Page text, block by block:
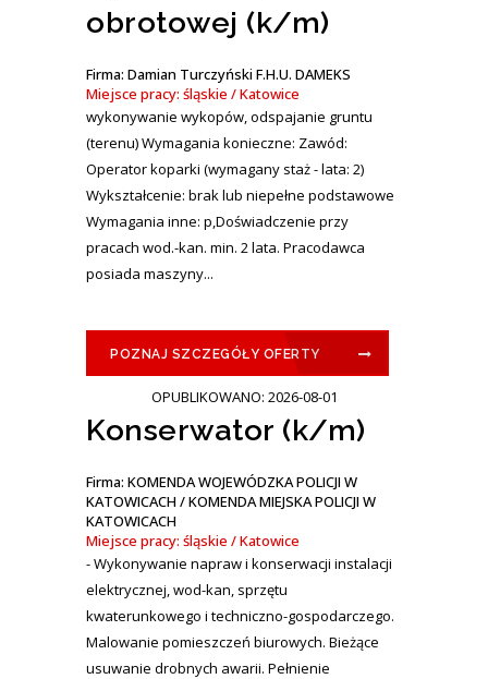
obrotowej (k/m)
Firma: Damian Turczyński F.H.U. DAMEKS
Miejsce pracy: śląskie / Katowice
wykonywanie wykopów, odspajanie gruntu
(terenu) Wymagania konieczne: Zawód:
Operator koparki (wymagany staż - lata: 2)
Wykształcenie: brak lub niepełne podstawowe
Wymagania inne: p,Doświadczenie przy
pracach wod.-kan. min. 2 lata. Pracodawca
posiada maszyny...
POZNAJ SZCZEGÓŁY OFERTY
OPUBLIKOWANO: 2026-08-01
Konserwator (k/m)
Firma: KOMENDA WOJEWÓDZKA POLICJI W
KATOWICACH / KOMENDA MIEJSKA POLICJI W
KATOWICACH
Miejsce pracy: śląskie / Katowice
- Wykonywanie napraw i konserwacji instalacji
elektrycznej, wod-kan, sprzętu
kwaterunkowego i techniczno-gospodarczego.
Malowanie pomieszczeń biurowych. Bieżące
usuwanie drobnych awarii. Pełnienie